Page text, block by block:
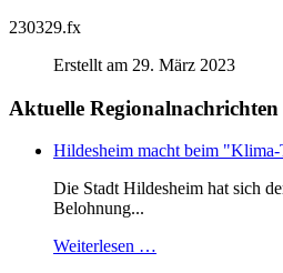
230329.fx
Erstellt am 29. März 2023
Aktuelle Regionalnachrichten
Hildesheim macht beim
Die Stadt Hildesheim hat sich
Belohnung...
Weiterlesen …